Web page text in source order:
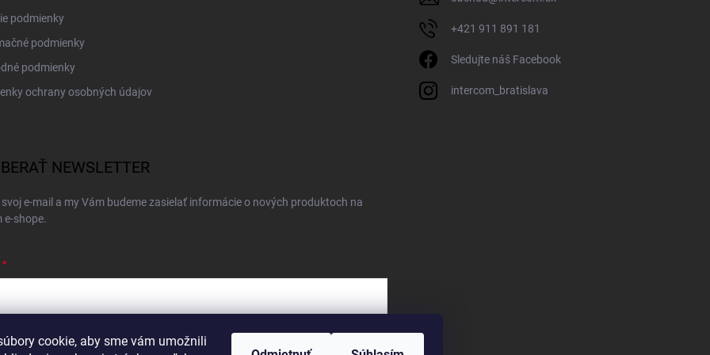
cookie, aby sme vám umožnili
podmienky
podmienky
podmienky
ochrany osobných údajov
+421 911 891 181
Sledujte náš Facebook
intercom_bratislava
NEWSLETTER
e-mail a my Vám budeme zasielať informácie o nových produktoch na
e-shope.
e-mailu súhlasíte spodmienkami ochrany osobných údajov